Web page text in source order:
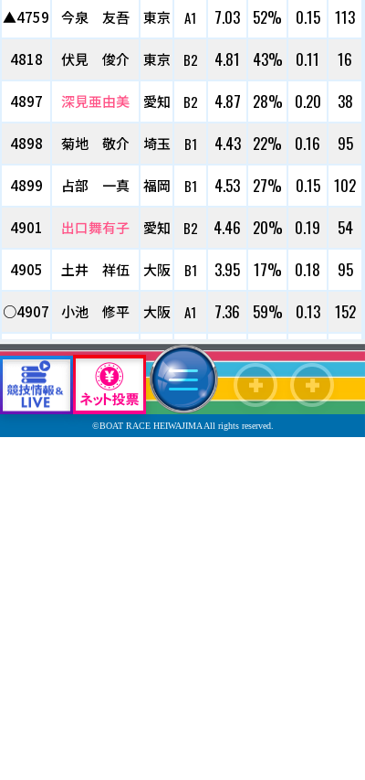
▲4759 今泉 友吾
4818 伏見 俊介
4897 深見亜由美
4898 菊地 敬介
4899 占部 一真
4901 出口舞有子
4905 土井 祥伍
○4907 小池 修平
4911 片岡 大地
△5017 澤田 尚也
5034 若林 義人
東京 A1 7.03 52% 0.15 113
東京 B2 4.81 43% 0.11 16
愛知 B2 4.87 28% 0.20 38
埼玉 B1 4.43 22% 0.16 95
福岡 B1 4.53 27% 0.15 102
愛知 B2 4.46 20% 0.19 54
大阪 B1 3.95 17% 0.18 95
大阪 A1 7.36 59% 0.13 152
東京 B1 4.45 19% 0.14 84
滋賀 A1 7.34 60% 0.13 115
静岡 A1 6.65 51% 0.14 145
©BOAT RACE HEIWAJIMA All rights reserved.